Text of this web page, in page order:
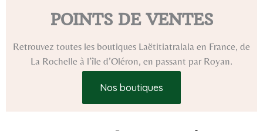
POINTS DE VENTES
Retrouvez toutes les boutiques Laëtitiatralala en France, de
La Rochelle à l’île d’Oléron, en passant par Royan.
Nos boutiques